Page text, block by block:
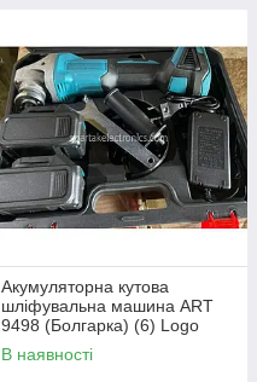
Акумуляторна кутова
шліфувальна машина ART
9498 (Болгарка) (6) Logo
В наявності